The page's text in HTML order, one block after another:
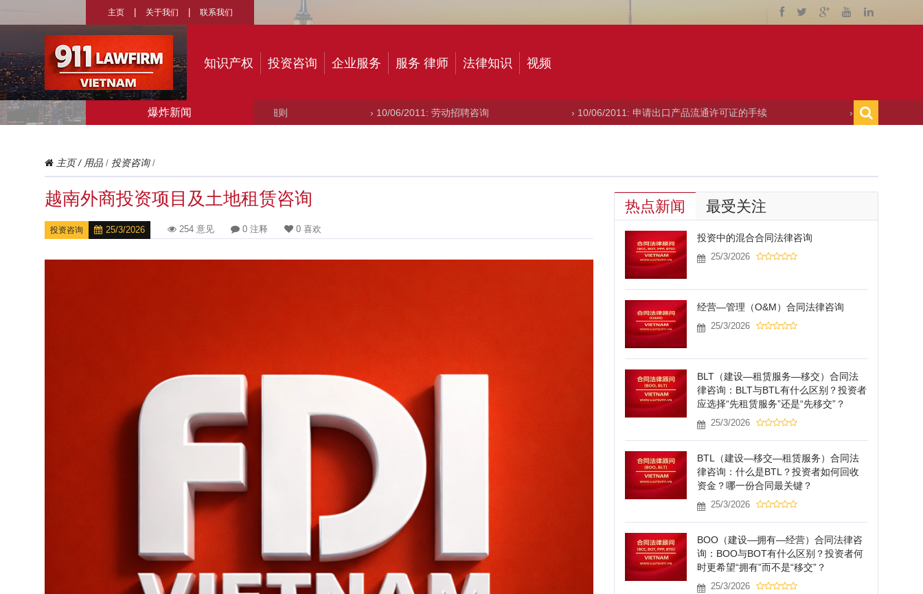
主页 关于我们 联系我们
知识产权 投资咨询 企业服务 服务 律师 法律知识 视频
爆炸新闻 › 10/06/2011: 劳动招聘咨询 › 10/06/2011: 申请出口产品流通许可证的手续 › 10/06/2011: 举办贸易博览会的
主页/ 用品 / 投资咨询/
越南外商投资项目及土地租赁咨询
投资咨询 25/3/2026 254 意见 0 注释 0 喜欢
热点新闻 最受关注
投资中的混合合同法律咨询
25/3/2026
经营—管理（O&M）合同法律咨询
25/3/2026
BLT（建设—租赁服务—移交）合同法
律咨询：BLT与BTL有什么区别？投资者
应选择“先租赁服务”还是“先移交”？
25/3/2026
BTL（建设—移交—租赁服务）合同法
律咨询：什么是BTL？投资者如何回收
资金？哪一份合同最关键？
25/3/2026
BOO（建设—拥有—经营）合同法律咨
询：BOO与BOT有什么区别？投资者何
时更希望“拥有”而不是“移交”？
25/3/2026